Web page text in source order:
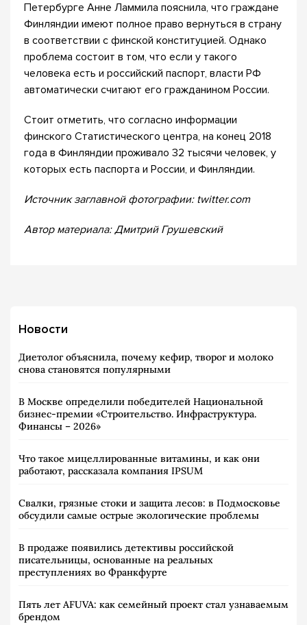
Петербурге Анне Ламмила пояснила, что граждане
Финляндии имеют полное право вернуться в страну
в соответствии с финской конституцией. Однако
проблема состоит в том, что если у такого
человека есть и российский паспорт, власти РФ
автоматически считают его гражданином России.
Стоит отметить, что согласно информации
финского Статистического центра, на конец 2018
года в Финляндии проживало 32 тысячи человек, у
которых есть паспорта и России, и Финляндии.
Источник заглавной фотографии: twitter.com
Автор материала: Дмитрий Грушевский
Новости
Диетолог объяснила, почему кефир, творог и молоко
снова становятся популярными
В Москве определили победителей Национальной
бизнес-премии «Строительство. Инфраструктура.
Финансы – 2026»
Что такое мицеллированные витамины, и как они
работают, рассказала компания IPSUM
Свалки, грязные стоки и защита лесов: в Подмосковье
обсудили самые острые экологические проблемы
В продаже появились детективы российской
писательницы, основанные на реальных
преступлениях во Франкфурте
Пять лет AFUVA: как семейный проект стал узнаваемым
брендом